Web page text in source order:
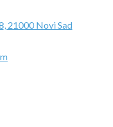
21000 Novi Sad